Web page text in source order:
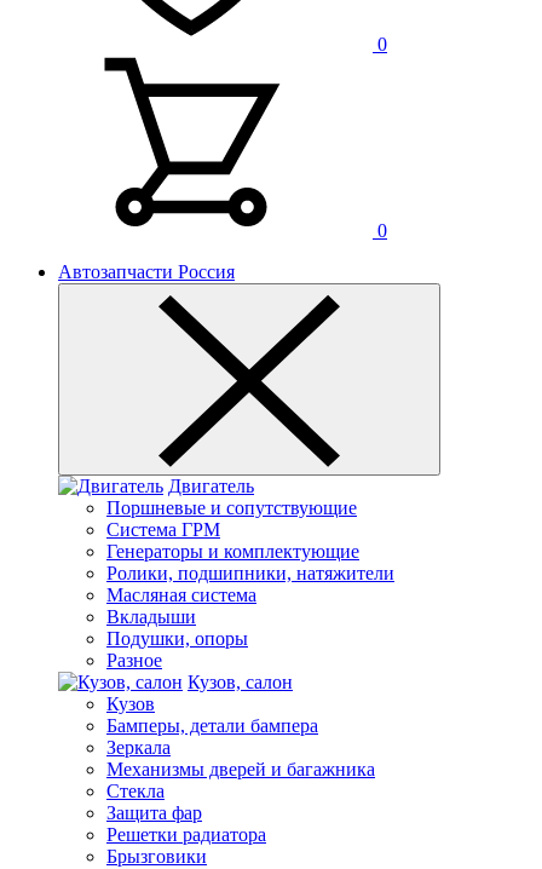
0
0
Автозапчасти Россия
Двигатель
Поршневые и сопутствующие
Система ГРМ
Генераторы и комплектующие
Ролики, подшипники, натяжители
Масляная система
Вкладыши
Подушки, опоры
Разное
Кузов, салон
Кузов
Бамперы, детали бампера
Зеркала
Механизмы дверей и багажника
Стекла
Защита фар
Решетки радиатора
Брызговики